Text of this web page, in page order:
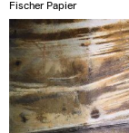
Fischer Papier